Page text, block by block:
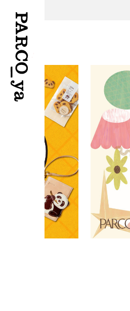
フロアガイド
施設案内・アクセス
イベント・ポップ
レストラン・カフェ
TAX FREE
PARCOメンバーズ
ENGLISH
繁体字
簡体字
ภาษาไทย
日本語